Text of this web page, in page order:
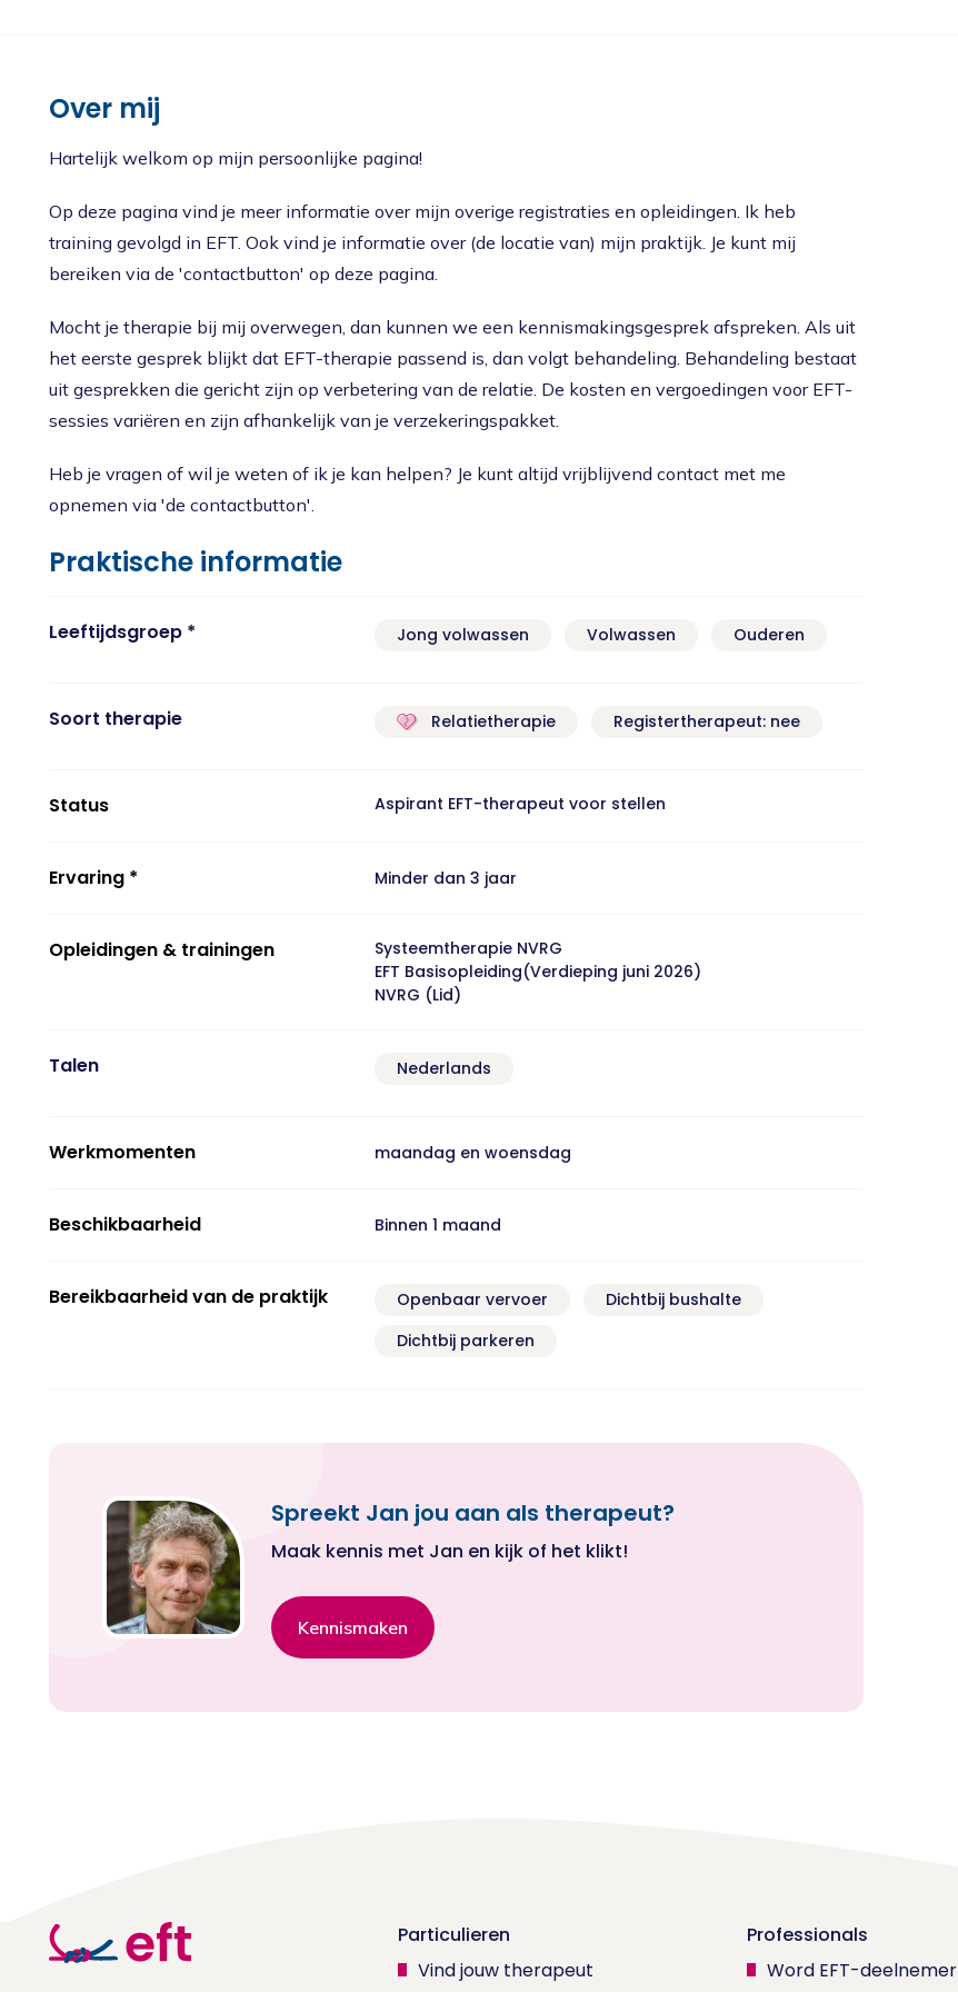
Over mij
Hartelijk welkom op mijn persoonlijke pagina!
Op deze pagina vind je meer informatie over mijn overige registraties en opleidingen. Ik heb
training gevolgd in EFT. Ook vind je informatie over (de locatie van) mijn praktijk. Je kunt mij
bereiken via de 'contactbutton' op deze pagina.
Mocht je therapie bij mij overwegen, dan kunnen we een kennismakingsgesprek afspreken. Als uit
het eerste gesprek blijkt dat EFT-therapie passend is, dan volgt behandeling. Behandeling bestaat
uit gesprekken die gericht zijn op verbetering van de relatie. De kosten en vergoedingen voor EFT-
sessies variëren en zijn afhankelijk van je verzekeringspakket.
Heb je vragen of wil je weten of ik je kan helpen? Je kunt altijd vrijblijvend contact met me
opnemen via 'de contactbutton'.
Praktische informatie
Leeftijdsgroep * Jong volwassen Volwassen Ouderen
Soort therapie Relatietherapie Registertherapeut: nee
Status Aspirant EFT-therapeut voor stellen
Ervaring * Minder dan 3 jaar
Opleidingen & trainingen
Systeemtherapie NVRG
EFT Basisopleiding(Verdieping juni 2026)
NVRG (Lid)
Talen Nederlands
Werkmomenten maandag en woensdag
Beschikbaarheid Binnen 1 maand
Bereikbaarheid van de praktijk Openbaar vervoer
Dichtbij bushalte
Dichtbij parkeren
Spreekt Jan jou aan als therapeut?
Maak kennis met Jan en kijk of het klikt!
Kennismaken
Particulieren
Vind jouw therapeut
Professionals
Word EFT-deelnemer